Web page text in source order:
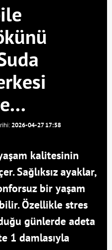
2026-04-27 17:58
kalitesinin
Sağlıksız ayaklar,
bir yaşam
Özellikle stres
günlerde adeta
1 damlasıyla